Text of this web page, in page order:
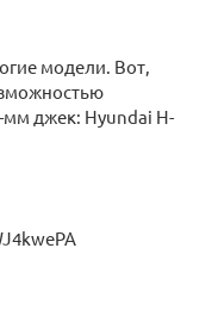
модели. Вот,
мм джек: Hyundai H-